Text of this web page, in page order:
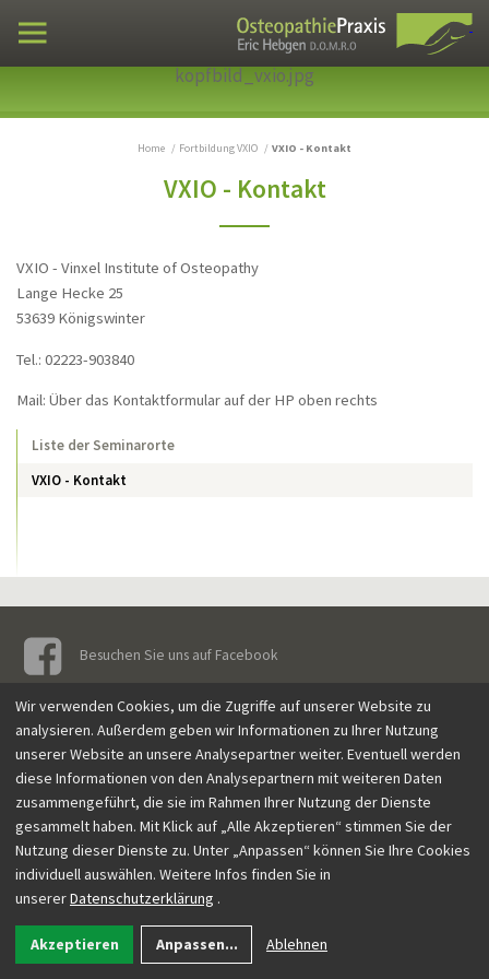
Fortbildung VXIO
Liste der Seminarorte
VXIO - Kontakt
Lebenslauf
Publikationen
kopfbild_vxio.jpg
Home Fortbildung VXIO VXIO - Kontakt
VXIO - Kontakt
VXIO - Vinxel Institute of Osteopathy
Lange Hecke 25
53639 Königswinter
Tel.: 02223-903840
Mail: Über das Kontaktformular auf der HP oben rechts
Liste der Seminarorte
VXIO - Kontakt
Besuchen Sie uns auf Facebook
Osteopathie Bonn Seminarorte Impressum Datenschutzerklärung
Kontakt
© 2016 Osteopathie Hebgen.
Wir verwenden Cookies, um die Zugriffe auf unserer Website zu
analysieren. Außerdem geben wir Informationen zu Ihrer Nutzung
unserer Website an unsere Analysepartner weiter. Eventuell werden
diese Informationen von den Analysepartnern mit weiteren Daten
zusammengeführt, die sie im Rahmen Ihrer Nutzung der Dienste
gesammelt haben. Mit Klick auf „Alle Akzeptieren“ stimmen Sie der
Nutzung dieser Dienste zu. Unter „Anpassen“ können Sie Ihre Cookies
individuell auswählen. Weitere Infos finden Sie in
unsererDatenschutzerklärung .
Ablehnen
Akzeptieren Anpassen...